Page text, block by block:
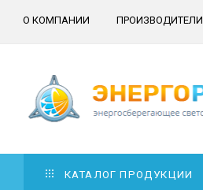
О КОМПАНИИ ПРОИЗВОДИТЕЛИ
КАТАЛОГ ПРОДУКЦИИ